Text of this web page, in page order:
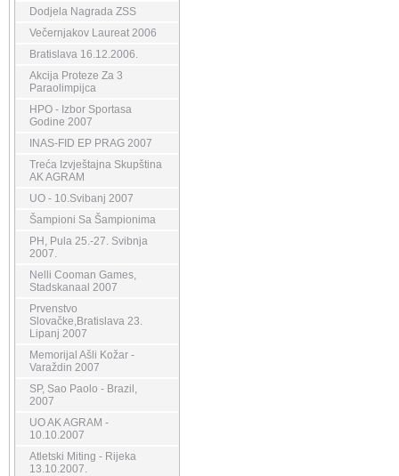
Dodjela Nagrada ZSS
Večernjakov Laureat 2006
Bratislava 16.12.2006.
Akcija Proteze Za 3
Paraolimpijca
HPO - Izbor Sportasa
Godine 2007
INAS-FID EP PRAG 2007
Treća Izvještajna Skupština
AK AGRAM
UO - 10.Svibanj 2007
Šampioni Sa Šampionima
PH, Pula 25.-27. Svibnja
2007.
Nelli Cooman Games,
Stadskanaal 2007
Prvenstvo
Slovačke,Bratislava 23.
Lipanj 2007
Memorijal Ašli Kožar -
Varaždin 2007
SP, Sao Paolo - Brazil,
2007
UO AK AGRAM -
10.10.2007
Atletski Miting - Rijeka
13.10.2007.